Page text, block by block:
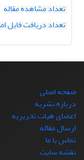
تعداد مشاهده مقاله
تعداد دریافت فایل
صفحه اصلی
درباره نشریه
اعضای هیات تحریریه
ارسال مقاله
تماس با ما
نقشه سایت